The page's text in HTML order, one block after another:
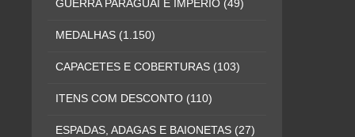
GUERRA PARAGUAI E IMPÉRIO (49)
MEDALHAS (1.150)
CAPACETES E COBERTURAS (103)
ITENS COM DESCONTO (110)
ESPADAS, ADAGAS E BAIONETAS (27)